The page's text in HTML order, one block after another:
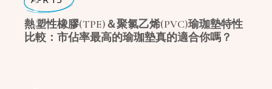
瑜珈好物
熱塑性橡膠(TPE)＆聚氯乙烯(PVC)瑜珈墊特性
比較：市佔率最高的瑜珈墊真的適合你嗎？